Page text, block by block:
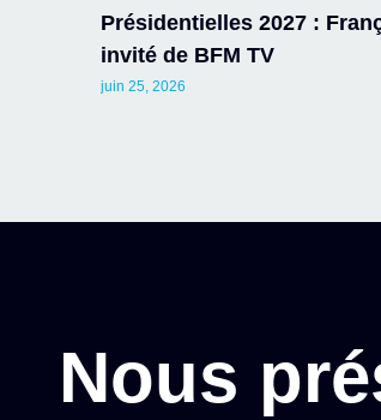
Présidentielles 2027 :
invité de BFM TV
juin 25, 2026
Nous